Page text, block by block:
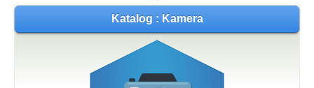
Katalog : Kamera